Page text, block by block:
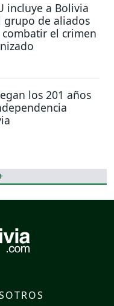
incluye a Bolivia
grupo de aliados
combatir el crimen
los 201 años